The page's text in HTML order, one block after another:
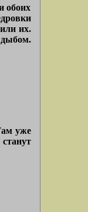
обоих
их.
дыбом.
уже